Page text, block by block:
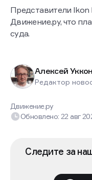
Представители Ikon
Движение.ру, что
суда.
Алексей
Редактор
Движение.ру
Обновлено: 22 авг
Следите за